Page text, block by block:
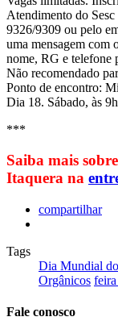
Atendimento do
9326/9309 ou pelo
uma mensagem
nome, RG e telefone
Não recomendado
Ponto de encontro:
Dia 18. Sábado, às
***
Saiba mais
Itaquera na
compartilhar
Tags
Dia Mundial
Orgânicos
Fale conosco